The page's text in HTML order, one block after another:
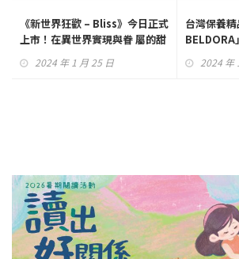
《新世界狂歡 – Bliss》今日正式
上市！在異世界實現與眷 屬的甜
2024 年 1 月 25 日
台灣保養
征服紐約
2024 年